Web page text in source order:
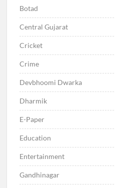
Botad
Central Gujarat
Cricket
Crime
Devbhoomi Dwarka
Dharmik
E-Paper
Education
Entertainment
Gandhinagar